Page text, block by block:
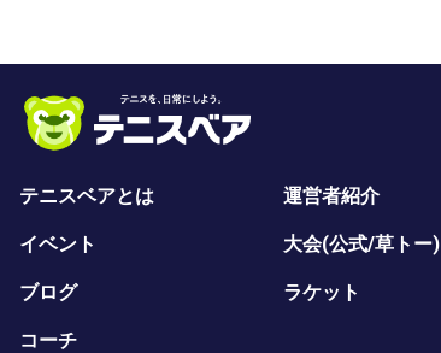
テニスベアとは 運営者紹介
イベント 大会(公式/草トー)
ブログ ラケット
コーチ